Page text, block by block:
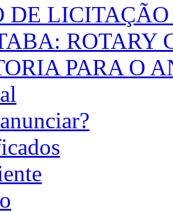
DE LICITAÇÃO
ROTARY
PARA O